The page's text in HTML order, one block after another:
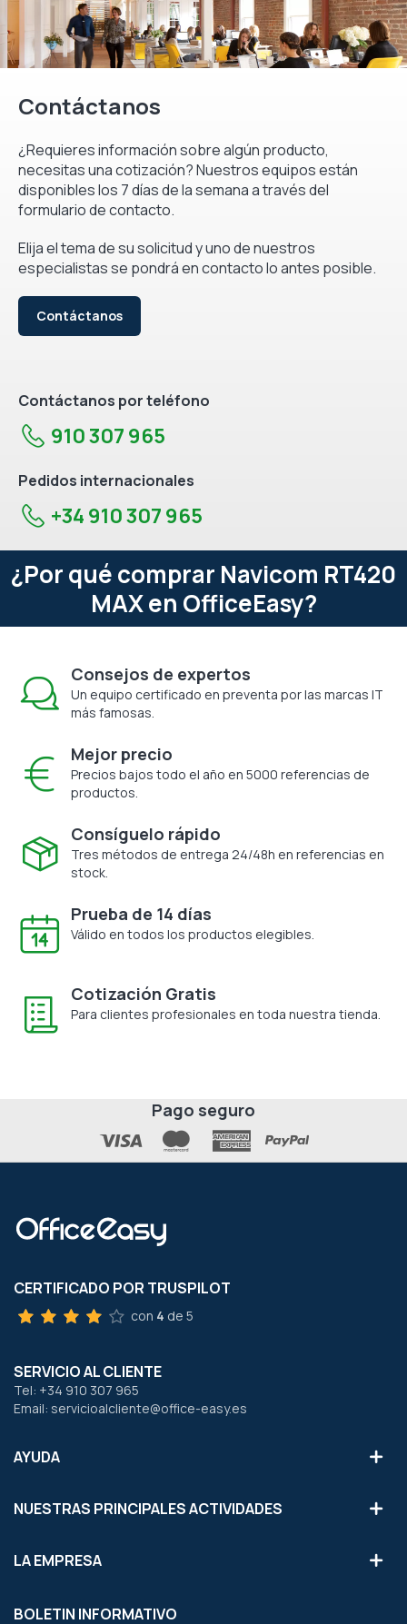
Contáctanos
¿Requieres información sobre algún producto,
necesitas una cotización? Nuestros equipos están
disponibles los 7 días de la semana a través del
formulario de contacto.
Elija el tema de su solicitud y uno de nuestros
especialistas se pondrá en contacto lo antes posible.
Contáctanos
Contáctanos por teléfono
910 307 965
Pedidos internacionales
+34 910 307 965
¿Por qué comprar Navicom RT420
MAX en OfficeEasy?
Consejos de expertos
Un equipo certificado en preventa por las marcas IT
más famosas.
Mejor precio
Precios bajos todo el año en 5000 referencias de
productos.
Consíguelo rápido
Tres métodos de entrega 24/48h en referencias en
stock.
Prueba de 14 días
Válido en todos los productos elegibles.
Cotización Gratis
Para clientes profesionales en toda nuestra tienda.
Pago seguro
CERTIFICADO POR TRUSPILOT
con 4 de 5
SERVICIO AL CLIENTE
Tel: +34 910 307 965
Email: servicioalcliente@office-easy.es
AYUDA
NUESTRAS PRINCIPALES ACTIVIDADES
LA EMPRESA
BOLETIN INFORMATIVO